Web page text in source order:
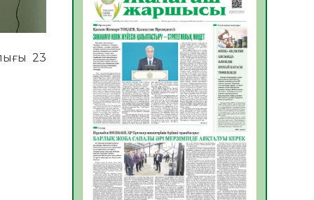
23
06.08.2026
23
ҚҰРЫЛТАЙ САЙЛАУЫ –
БОЛАШАҚҚА БАСТАР
ЖАУАПТЫ ТАҢДАУ
06.08.2026
26
Инфекциялық ауруларға
қарсы иммундау
жұмыстарының тиімділігі
06.08.2026
27
Көкжөтел ауруы туралы